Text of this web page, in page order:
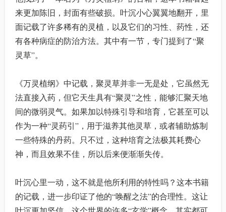
来更加陈旧，封面有些破损。叶沉小心翼翼地翻开，里
面记载了许多稀有的灵植，以及它们的习性、药性，还
有各种病症的防治方法。其中有一节，专门提到了“聚
灵草”。
《万灵植纲》中记载，聚灵草并非一无是处，它虽然无
法直接入药，但它天生具有“聚灵”之性，能够汇聚天地
间的微弱灵气。如果加以特殊引导和培育，它甚至可以
作为一种“灵药引”，用于滋养其他灵草，或者辅助炼制
一些特殊的丹药。只不过，这种培育之法极其耗费心
神，而且效果不佳，所以后来便渐渐失传。
叶沉心里一动，这不就是他所利用的特性吗？这本书籍
的记载，进一步印证了他的“唤醒之法”的合理性。这让